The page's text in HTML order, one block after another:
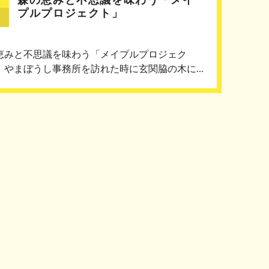
プルプロジェクト」
みと不思議を味わう「メイプルプロジェク
まぼうし事務所を訪れた時に玄関脇の木に...